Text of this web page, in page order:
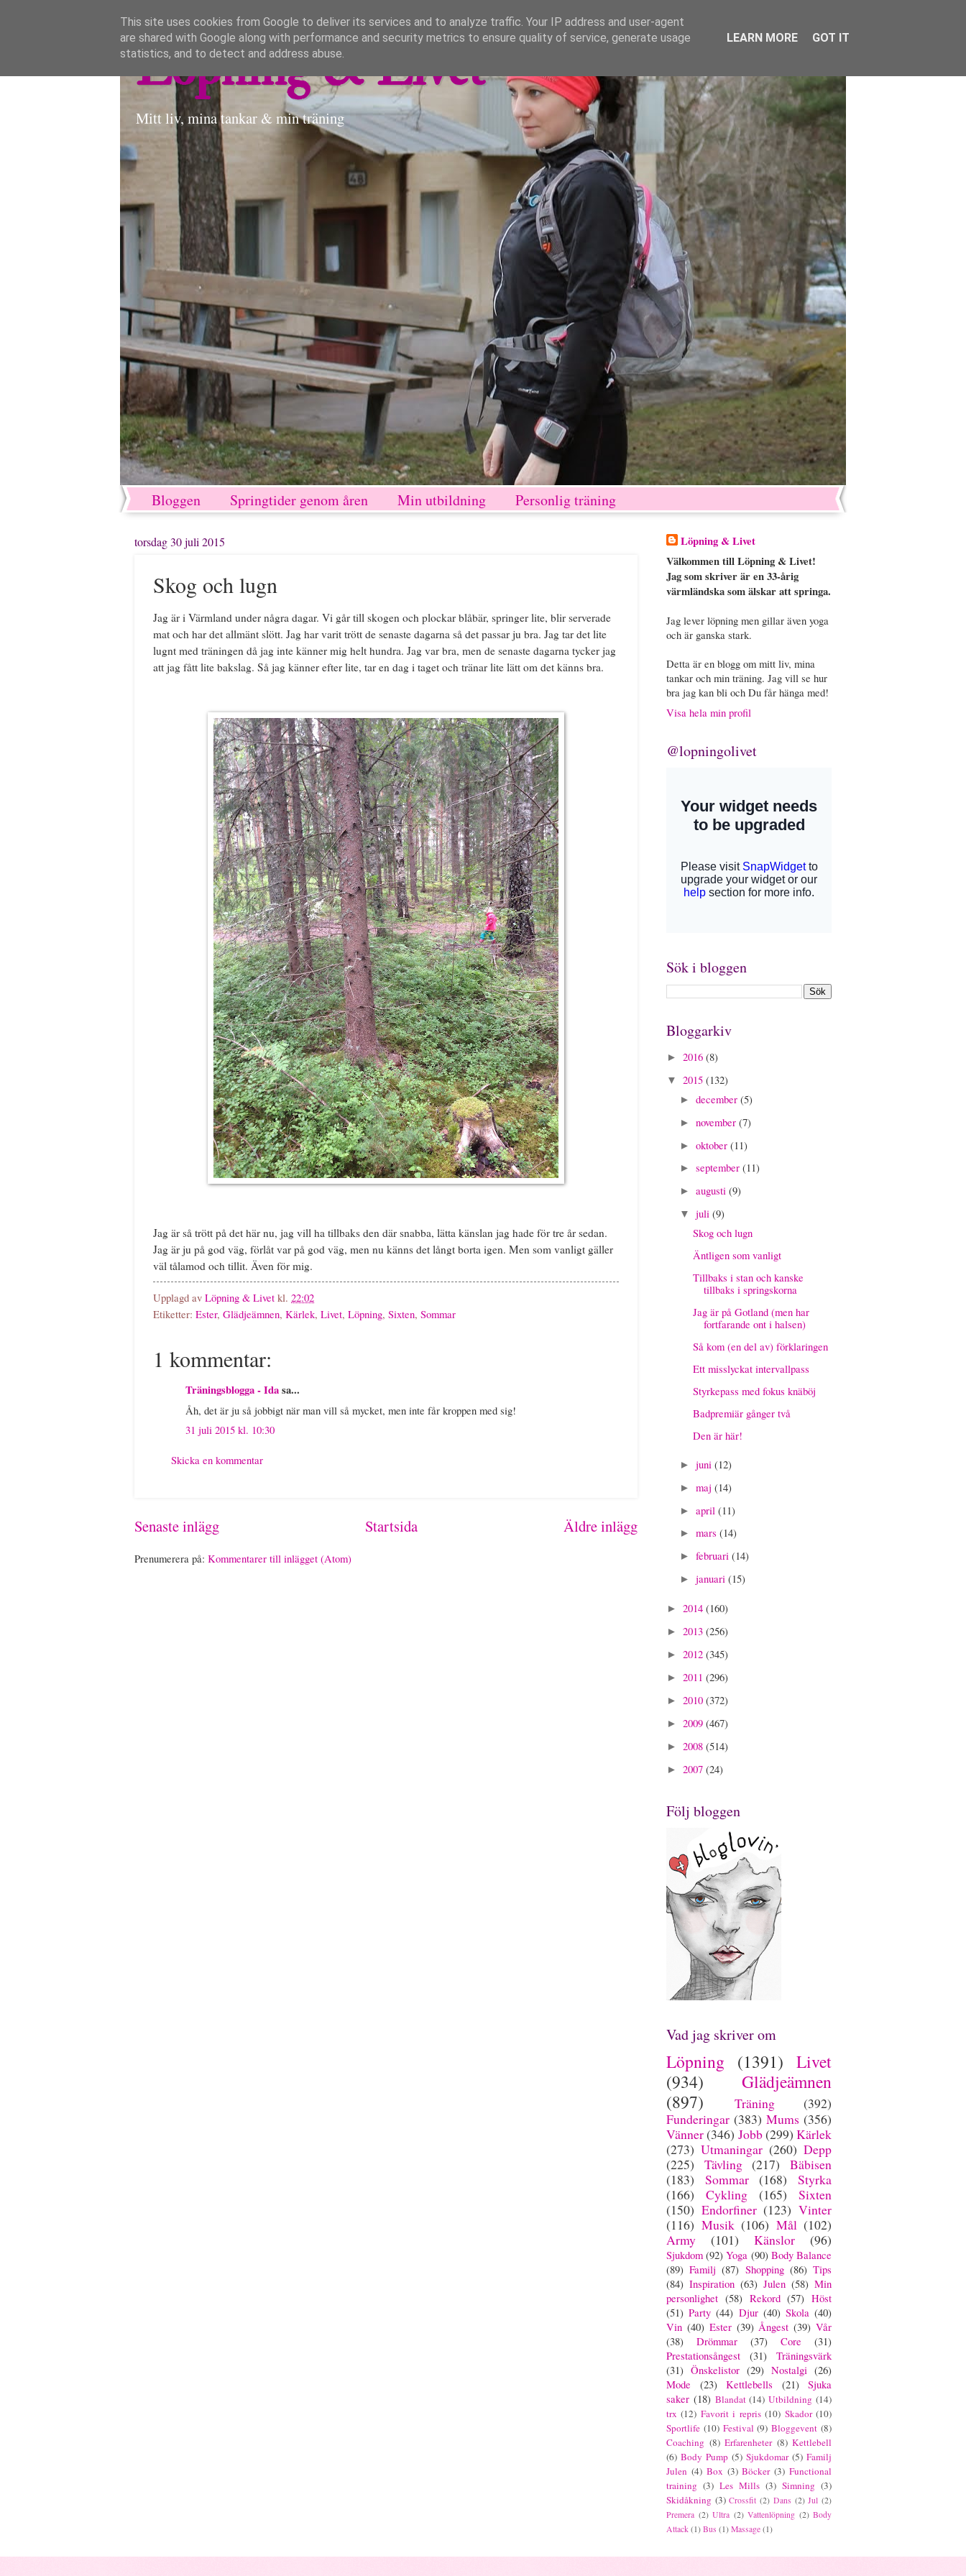
Löpning & Livet
Mitt liv, mina tankar & min träning
Bloggen Springtider genom åren Min utbildning Personlig träning
torsdag 30 juli 2015
Skog och lugn
Jag är i Värmland under några dagar. Vi går till skogen och plockar blåbär, springer lite, blir serverade
mat och har det allmänt slött. Jag har varit trött de senaste dagarna så det passar ju bra. Jag tar det lite
lugnt med träningen då jag inte känner mig helt hundra. Jag var bra, men de senaste dagarna tycker jag
att jag fått lite bakslag. Så jag känner efter lite, tar en dag i taget och tränar lite lätt om det känns bra.
Jag är så trött på det här nu, jag vill ha tillbaks den där snabba, lätta känslan jag hade för tre år sedan.
Jag är ju på god väg, förlåt var på god väg, men nu känns det långt borta igen. Men som vanligt gäller
väl tålamod och tillit. Även för mig.
Upplagd av Löpning & Livet kl. 22:02
Etiketter: Ester, Glädjeämnen, Kärlek, Livet, Löpning, Sixten, Sommar
1 kommentar:
Träningsblogga - Idasa...
Åh, det är ju så jobbigt när man vill så mycket, men inte får kroppen med sig!
31 juli 2015 kl. 10:30
Skicka en kommentar
Senaste inlägg Äldre inlägg
Startsida
Prenumerera på: Kommentarer till inlägget (Atom)
Löpning & Livet
Välkommen till Löpning & Livet!
Jag som skriver är en 33-årig
värmländska som älskar att springa.
Jag lever löpning men gillar även yoga
och är ganska stark.
Detta är en blogg om mitt liv, mina
tankar och min träning. Jag vill se hur
bra jag kan bli och Du får hänga med!
Visa hela min profil
@lopningolivet
Sök i bloggen
Bloggarkiv
► 2016 (8)
▼ 2015 (132)
► december (5)
► november (7)
► oktober (11)
► september (11)
► augusti (9)
▼ juli (9)
Skog och lugn
Äntligen som vanligt
Tillbaks i stan och kanske
tillbaks i springskorna
Jag är på Gotland (men har
fortfarande ont i halsen)
Så kom (en del av) förklaringen
Ett misslyckat intervallpass
Styrkepass med fokus knäböj
Badpremiär gånger två
Den är här!
► juni (12)
► maj (14)
► april (11)
► mars (14)
► februari (14)
► januari (15)
► 2014 (160)
► 2013 (256)
► 2012 (345)
► 2011 (296)
► 2010 (372)
► 2009 (467)
► 2008 (514)
► 2007 (24)
Följ bloggen
Vad jag skriver om
Löpning (1391) Livet
(934)
Glädjeämnen
(897)
Träning
(392)
Funderingar (383) Mums (356)
Vänner(346) Jobb(299) Kärlek
(273) Utmaningar (260) Depp
(225)
Tävling (217)
Bäbisen
(183)
Sommar (168)
Styrka
(166)
Cykling (165)
Sixten
(150) Endorfiner (123) Vinter
(116) Musik (106) Mål (102)
Army
(101) Känslor (96)
Sjukdom (92) Yoga (90) Body Balance
(89) Familj (87) Shopping (86) Tips
(84) Inspiration (63) Julen (58) Min
personlighet (58) Rekord (57) Höst
(51) Party (44) Djur (40) Skola (40)
Vin (40) Ester (39) Ångest (39) Vår
(38)
Drömmar (37) Core
(31)
Prestationsångest
(31)
Träningsvärk
(31) Önskelistor (29) Nostalgi (26)
Mode
(23) Kettlebells (21)
Sjuka
saker (18) Blandat (14) Utbildning (14)
trx (12) Favorit i repris (10) Skador (10)
Sportlife (10) Festival (9) Bloggevent (8)
Coaching (8) Erfarenheter (8) Kettlebell
(6) Body Pump (5) Sjukdomar (5) Familj
Julen (4) Box (3) Böcker (3) Functional
training (3) Les Mills (3) Simning (3)
Skidåkning (3) Crossfit (2) Dans (2) Jul (2)
Premera (2) Ultra (2) Vattenlöpning (2) Body
Attack (1) Bus (1) Massage (1)
This site uses cookies from Google to deliver its services and to analyze traffic. Your IP address and user-agent
are shared with Google along with performance and security metrics to ensure quality of service, generate usage
statistics, and to detect and address abuse.
LEARN MORE GOT IT